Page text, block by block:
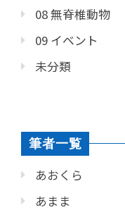
08 無脊椎動物
09 イベント
未分類
筆者一覧
あおくら
あまま